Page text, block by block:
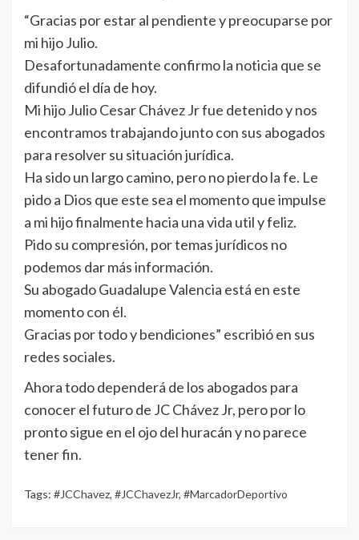
“Gracias por estar al pendiente y preocuparse por
mi hijo Julio.
Desafortunadamente confirmo la noticia que se
difundió el día de hoy.
Mi hijo Julio Cesar Chávez Jr fue detenido y nos
encontramos trabajando junto con sus abogados
para resolver su situación jurídica.
Ha sido un largo camino, pero no pierdo la fe. Le
pido a Dios que este sea el momento que impulse
a mi hijo finalmente hacia una vida util y feliz.
Pido su compresión, por temas jurídicos no
podemos dar más información.
Su abogado Guadalupe Valencia está en este
momento con él.
Gracias por todo y bendiciones” escribió en sus
redes sociales.
Ahora todo dependerá de los abogados para
conocer el futuro de JC Chávez Jr, pero por lo
pronto sigue en el ojo del huracán y no parece
tener fin.
Tags: #JCChavez, #JCChavezJr, #MarcadorDeportivo